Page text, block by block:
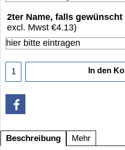
2ter Name, falls gewünscht
excl. Mwst €4.13)
In den
Beschreibung Mehr